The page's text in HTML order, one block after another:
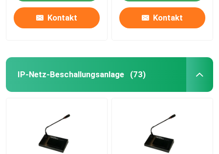
Kontakt Kontakt
IP-Netz-Beschallungsanlage (73)